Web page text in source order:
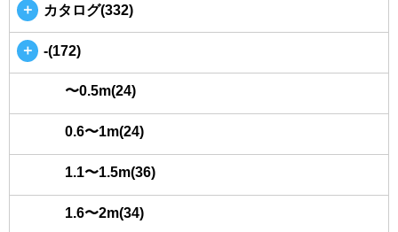
＋ カタログ(332)
＋ -(172)
〜0.5m(24)
0.6〜1m(24)
1.1〜1.5m(36)
1.6〜2m(34)